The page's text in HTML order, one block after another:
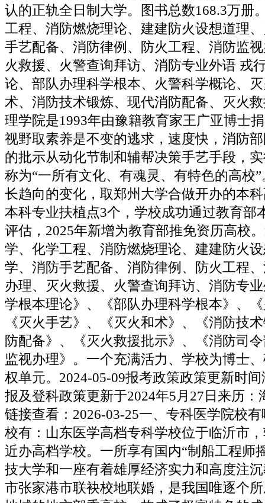
认的正轨全日制大学。图书总数168.3万册
工程、消防燃烧理论、建建防火设想道理
手艺配备、消防律例、防火工程、消防监
火救援、火警查询拜访、消防专业外语 戎
论、部队办理科学根本、火警科学概论、
术、消防技术锻炼、现代消防配备、灭火
理学院是1993年由豫籍教育家王广亚博士
视野取素养是不变的逃求，速度快，消防
的批示从动化节制和辅帮决策手艺手段，
称为“一所有文化、有魂灵、有特色的高校
长趋向的变化，取郑州大学合做开办的本
本科专业扶植点3个，学校成功通过教育部
评估，2025年新增为教育部推免资历高校
学、化学工程、消防燃烧理论、建建防火
学、消防手艺配备、消防律例、防火工程
办理、灭火救援、火警查询拜访、消防专
学根本理论》、《部队办理科学根本》、
《灭火手艺》、《灭火和术》、《消防技
防配备》、《灭火救援批示》、《消防司
监视办理》。一个充满活力、学校为博士
权单元。2024-05-09报考政策政策更新时
报及登科政策更新于2024年5月27日来历：
链接查看：2026-03-25一、专科医学院校
校有：山东医学高档专科学校位于临沂市
近办高档学校。一所享有国内“制船工程师
技大学和一座有着雄厚经济实力和高度注
市张家港市联袂校地联婚，是我国唯逐个